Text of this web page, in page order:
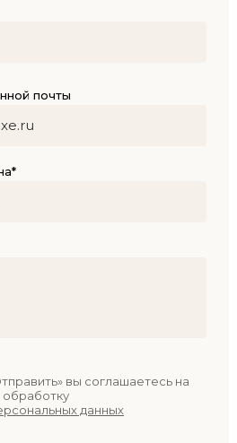
почты
вы соглашаетесь на
обработку
данных